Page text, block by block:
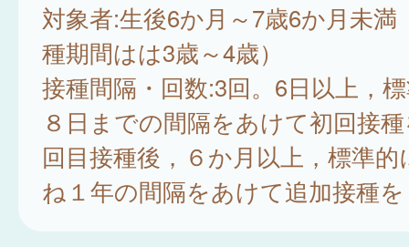
対象者:生後6か月～7歳6か月未満
種期間はは3歳～4歳）
接種間隔・回数:3回。6日以上，
８日までの間隔をあけて初回接
回目接種後，６か月以上，標準
ね１年の間隔をあけて追加接種